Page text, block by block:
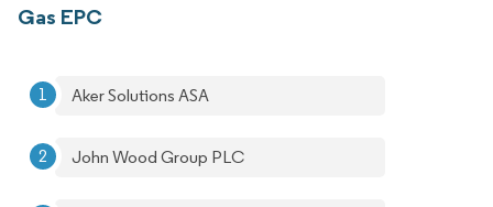
Gas EPC
Aker Solutions ASA
John Wood Group PLC